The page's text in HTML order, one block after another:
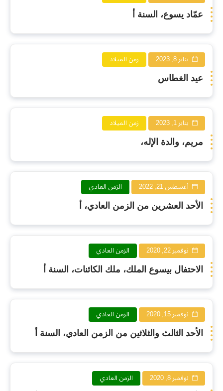
عمّاد يسوع، السنة أ
يناير 8, 2023 زمن الميلاد
عيد الغطاس
يناير 1, 2023 زمن الميلاد
مريم، والدة الإله،
أغسطس 21, 2022 الزمن العادي
الأحد العشرين من الزمن العادي، أ
نوفمبر 22, 2020 الزمن العادي
الاحتفال بيسوع الملك، ملك الكائنات، السنة أ
نوفمبر 15, 2020 الزمن العادي
الأحد الثالث والثلاثين من الزمن العادي، السنة أ
نوفمبر 8, 2020 الزمن العادي